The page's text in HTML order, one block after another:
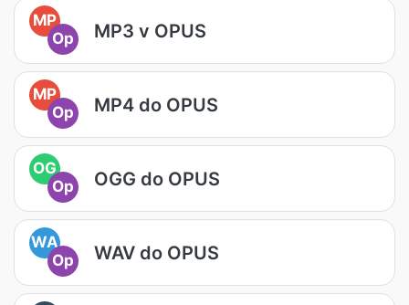
MP
Op
MP3 v OPUS
MP
Op
MP4 do OPUS
OG
Op
OGG do OPUS
WA
Op
WAV do OPUS